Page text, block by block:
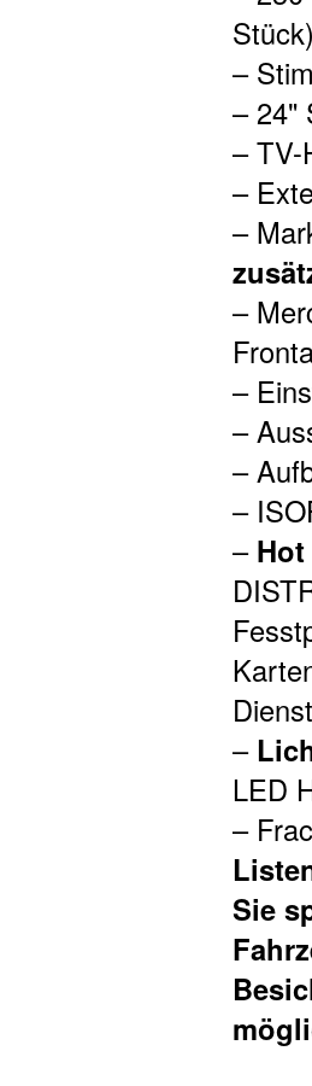
Stück)
–
– 24"
– TV-
–
–
–
–
–
–
–
–
–
LED
–
Sie